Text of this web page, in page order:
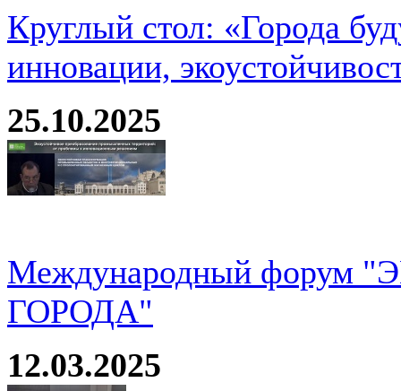
Круглый стол: «Города
инновации,
25.10.2025
Международный
ГОРОДА"
12.03.2025